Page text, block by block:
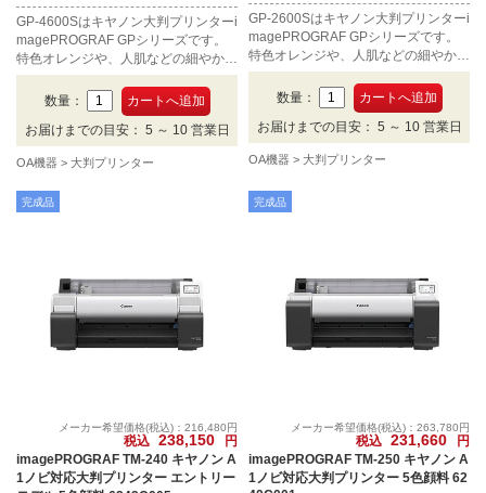
GP-4600Sはキヤノン大判プリンターi
magePROGRAF GPシリーズです。
特色オレンジや、人肌などの細やかな
質感を滑らかに再現するグレーを含む
7色インクを採用しました。B0ノビの
印刷に対応します。
数量：
お届けまでの目安： 5 ～ 10 営業日
OA機器 大判プリンター
GP-2600Sはキヤノン大判プリンターi
magePROGRAF GPシリーズです。
特色オレンジや、人肌などの細やかな
質感を滑らかに再現するグレーを含む
7色インクを採用しました。A1ノビの
印刷に対応します。
数量：
お届けまでの目安： 5 ～ 10 営業日
OA機器 大判プリンター
完成品
メーカー希望価格(税込)：216,480円
税込 238,150
円
imagePROGRAF TM-240 キヤノン A
1ノビ対応大判プリンター エントリー
完成品
メーカー希望価格(税込)：263,780円
税込 231,660
円
imagePROGRAF TM-250 キヤノン A
1ノビ対応大判プリンター 5色顔料 62